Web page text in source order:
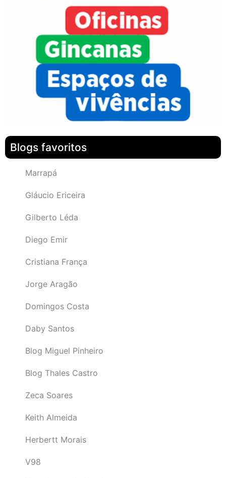
Blogs favoritos
Marrapá
Gláucio Ericeira
Gilberto Léda
Diego Emir
Cristiana França
Jorge Aragão
Domingos Costa
Daby Santos
Blog Miguel Pinheiro
Blog Thales Castro
Zeca Soares
Keith Almeida
Herbertt Morais
V98